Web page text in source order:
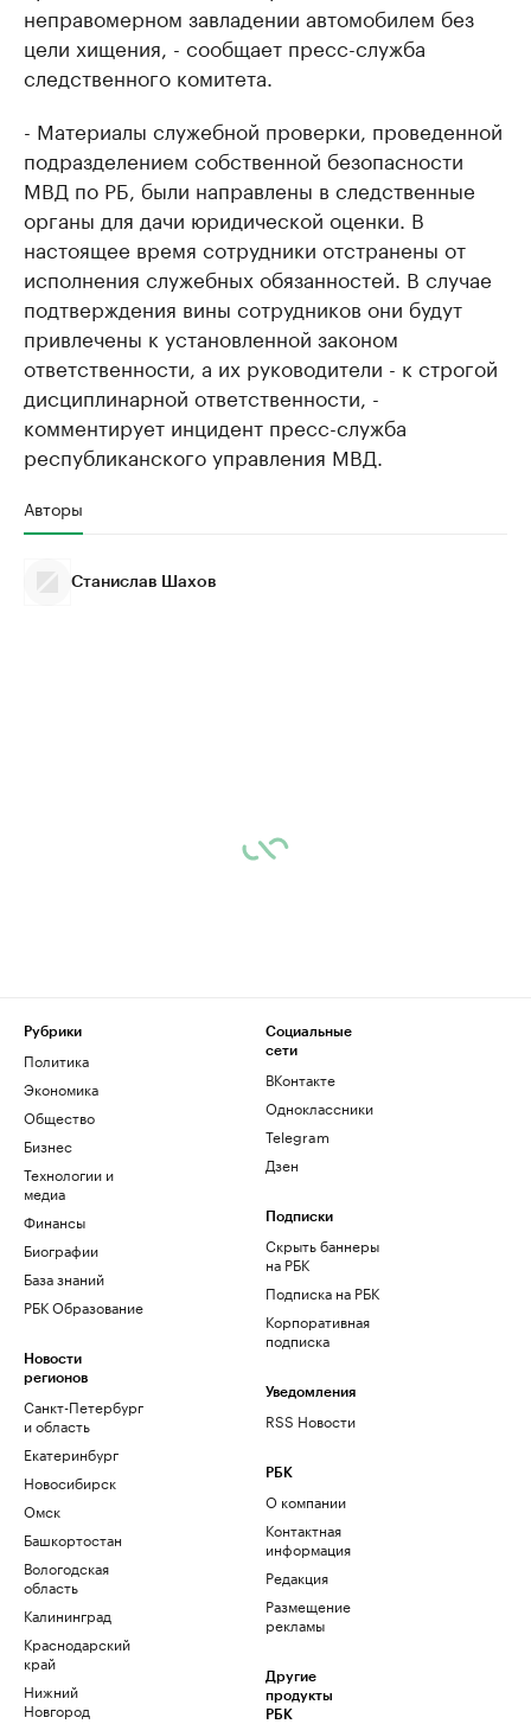
неправомерном завладении автомобилем без
цели хищения, - сообщает пресс-служба
следственного комитета.
- Материалы служебной проверки, проведенной
подразделением собственной безопасности
МВД по РБ, были направлены в следственные
органы для дачи юридической оценки. В
настоящее время сотрудники отстранены от
исполнения служебных обязанностей. В случае
подтверждения вины сотрудников они будут
привлечены к установленной законом
ответственности, а их руководители - к строгой
дисциплинарной ответственности, -
комментирует инцидент пресс-служба
республиканского управления МВД.
Авторы
Станислав Шахов
Рубрики
Политика
Экономика
Общество
Бизнес
Технологии и
медиа
Финансы
Биографии
База знаний
РБК Образование
Новости
регионов
Санкт-Петербург
и область
Екатеринбург
Новосибирск
Омск
Башкортостан
Вологодская
область
Калининград
Краснодарский
край
Нижний
Новгород
Социальные
сети
ВКонтакте
Одноклассники
Telegram
Дзен
Подписки
Скрыть баннеры
на РБК
Подписка на РБК
Корпоративная
подписка
Уведомления
RSS Новости
РБК
О компании
Контактная
информация
Редакция
Размещение
рекламы
Другие
продукты
РБК